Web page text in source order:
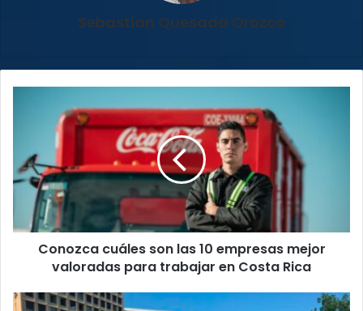
Sebastian Quesada Orozco
10
empresas
mejor
valoradas
para
trabajar
Rica
Conozca cuáles son las 10 empresas mejor
valoradas para trabajar en Costa Rica
Selección